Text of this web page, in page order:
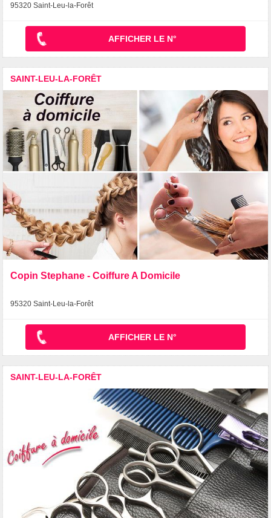
95320 Saint-Leu-la-Forêt
AFFICHER LE N°
SAINT-LEU-LA-FORÊT
Copin Stephane - Coiffure A Domicile
95320 Saint-Leu-la-Forêt
AFFICHER LE N°
SAINT-LEU-LA-FORÊT